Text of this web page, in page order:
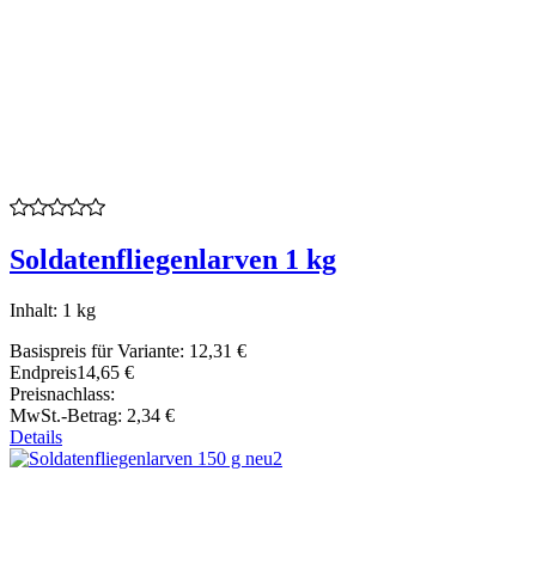
Soldatenfliegenlarven 1 kg
Inhalt: 1 kg
Basispreis für Variante: 12,31 €
Endpreis14,65 €
Preisnachlass:
MwSt.-Betrag: 2,34 €
Details